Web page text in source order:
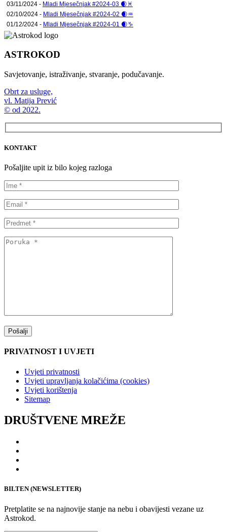
03/11/2024 - Mladi Mjesečnjak #2024-03 🌒♓
02/10/2024 - Mladi Mjesečnjak #2024-02 🌒♒
01/12/2024 - Mladi Mjesečnjak #2024-01 🌒♑
ASTROKOD
Savjetovanje, istraživanje, stvaranje, podučavanje.
Obrt za usluge,
vl. Matija Prević
© od 2022.
KONTAKT
Pošaljite upit iz bilo kojeg razloga
PRIVATNOST I UVJETI
Uvjeti privatnosti
Uvjeti upravljanja kolačićima (cookies)
Uvjeti korištenja
Sitemap
DRUŠTVENE MREŽE
BILTEN (NEWSLETTER)
Pretplatite se na najnovije stanje na nebu i obavijesti vezane uz
Astrokod.